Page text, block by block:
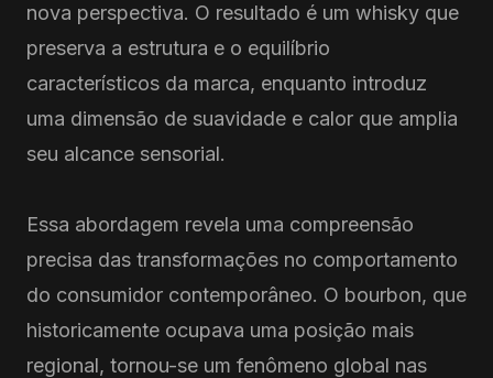
nova perspectiva. O resultado é um whisky que
preserva a estrutura e o equilíbrio
característicos da marca, enquanto introduz
uma dimensão de suavidade e calor que amplia
seu alcance sensorial.
Essa abordagem revela uma compreensão
precisa das transformações no comportamento
do consumidor contemporâneo. O bourbon, que
historicamente ocupava uma posição mais
regional, tornou-se um fenômeno global nas